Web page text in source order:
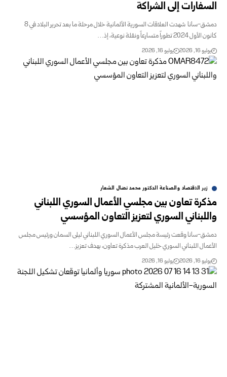
السفارات إلى الشراكة
دمشق-سانا شهدت العلاقات السورية الألمانية خلال مرحلة ما بعد تحرير البلاد في 8
كانون الأول 2024 تطوراً متسارعاً ونقلة نوعية، إذ…
يوليو 16, 2026 يوليو 16, 2026
زير الاقتصاد والصناعة الدكتور محمد نضال الشعار
مذكرة تعاون بين مجلسي الأعمال السوري اللبناني
واللبناني السوري لتعزيز التعاون المؤسسي
دمشق-سانا وقعت رئيسة مجلس الأعمال السوري اللبناني ليلى السمان ورئيس مجلس
الأعمال اللبناني السوري خليل العرب مذكرة تعاون، بهدف تعزيز…
يوليو 16, 2026 يوليو 16, 2026